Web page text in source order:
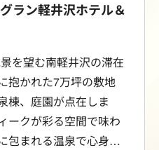
ラン軽井沢ホテル＆
を望む南軽井沢の滞在
抱かれた7万坪の敷地
棟、庭園が点在しま
ークが彩る空間で味わ
包まれる温泉で心身を